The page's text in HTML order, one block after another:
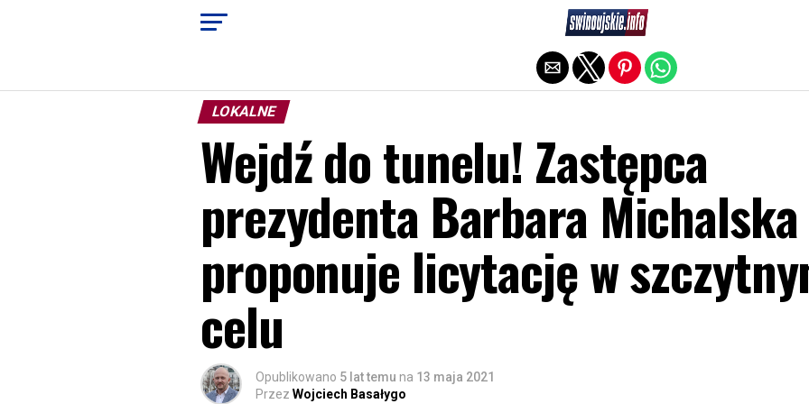
LOKALNE
Wejdź do tunelu! Zastępca
prezydenta Barbara Michalska
proponuje licytację w
celu
Opublikowano 5 lat temu na 13 maja 2021
Przez Wojciech Basałygo
Exit mobile version